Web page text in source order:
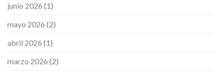
junio 2026 (1)
mayo 2026 (2)
abril 2026 (1)
marzo 2026 (2)